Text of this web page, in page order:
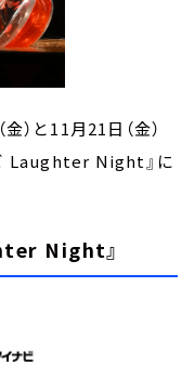
）と11月21日（金）
Laughter Night』に
Night』